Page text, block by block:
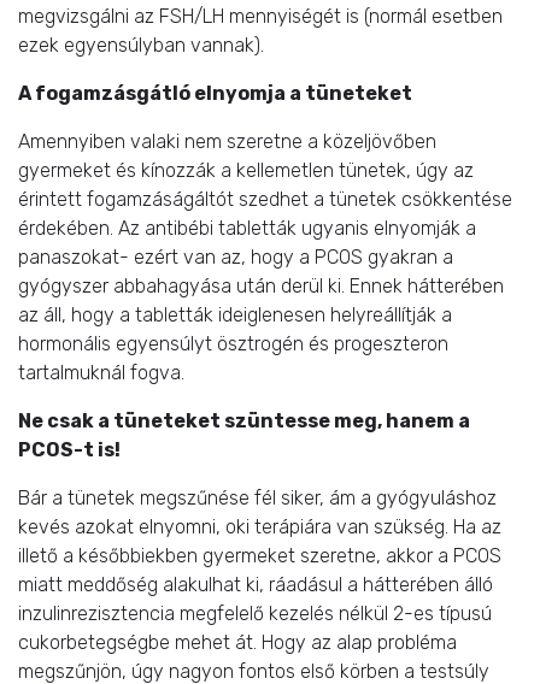
megvizsgálni az FSH/LH mennyiségét is (normál esetben
ezek egyensúlyban vannak).
A fogamzásgátló elnyomja a tüneteket
Amennyiben valaki nem szeretne a közeljövőben
gyermeket és kínozzák a kellemetlen tünetek, úgy az
érintett fogamzáságáltót szedhet a tünetek csökkentése
érdekében. Az antibébi tabletták ugyanis elnyomják a
panaszokat- ezért van az, hogy a PCOS gyakran a
gyógyszer abbahagyása után derül ki. Ennek hátterében
az áll, hogy a tabletták ideiglenesen helyreállítják a
hormonális egyensúlyt ösztrogén és progeszteron
tartalmuknál fogva.
Ne csak a tüneteket szüntesse meg, hanem a
PCOS-t is!
Bár a tünetek megszűnése fél siker, ám a gyógyuláshoz
kevés azokat elnyomni, oki terápiára van szükség. Ha az
illető a későbbiekben gyermeket szeretne, akkor a PCOS
miatt meddőség alakulhat ki, ráadásul a hátterében álló
inzulinrezisztencia megfelelő kezelés nélkül 2-es típusú
cukorbetegségbe mehet át. Hogy az alap probléma
megszűnjön, úgy nagyon fontos első körben a testsúly